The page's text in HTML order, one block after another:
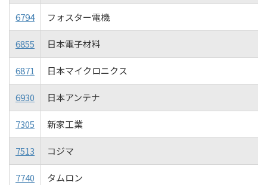
6794 フォスター電機
6855 日本電子材料
6871 日本マイクロニクス
6930 日本アンテナ
7305 新家工業
7513 コジマ
7740 タムロン